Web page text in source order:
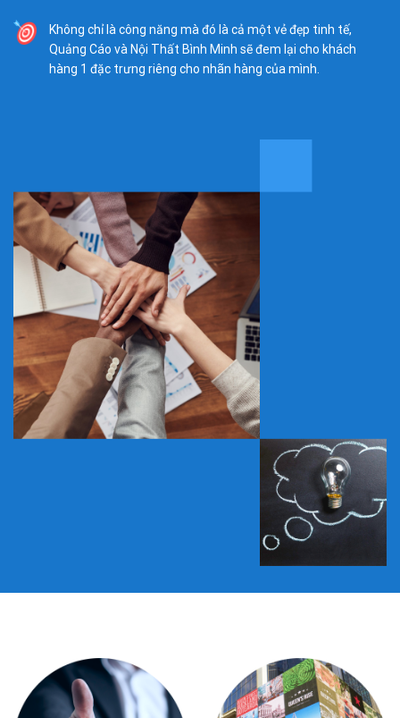
Không chỉ là công năng mà đó là cả một vẻ đẹp tinh tế,
Quảng Cáo và Nội Thất Bình Minh sẽ đem lại cho khách
hàng 1 đặc trưng riêng cho nhãn hàng của mình.